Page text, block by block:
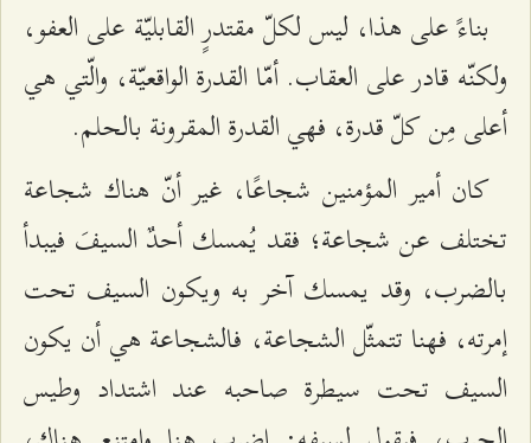
بناءً على هذا، ليس لكلّ مقتدرٍ القابليّة على العفو،
ولكنّه قادر على العقاب. أمّا القدرة الواقعيّة، والّتي هي
أعلى مِن كلّ قدرة، فهي القدرة المقرونة بالحلم.
كان أمير المؤمنين شجاعًا، غير أنّ هناك شجاعة
تختلف عن شجاعة؛ فقد يُمسك أحدٌ السيفَ فيبدأ
بالضرب، وقد يمسك آخر به ويكون السيف تحت
إمرته، فهنا تتمثّل الشجاعة، فالشجاعة هي أن يكون
السيف تحت سيطرة صاحبه عند اشتداد وطيس